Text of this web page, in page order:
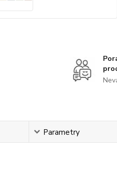
Parametry